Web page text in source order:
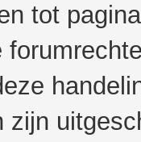
tot
zijn